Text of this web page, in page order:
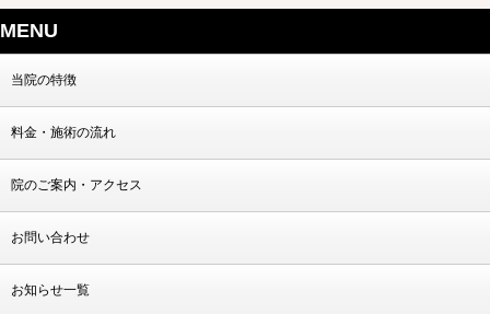
MENU
当院の特徴
料金・施術の流れ
院のご案内・アクセス
お問い合わせ
お知らせ一覧